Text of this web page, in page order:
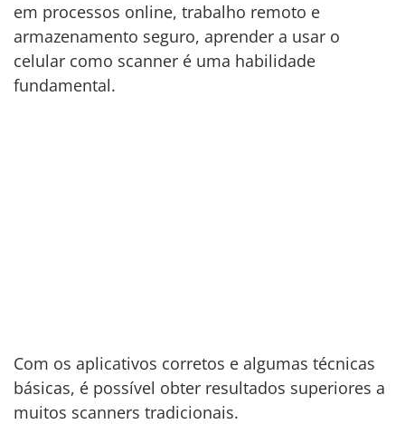
em processos online, trabalho remoto e
armazenamento seguro, aprender a usar o
celular como scanner é uma habilidade
fundamental.
Com os aplicativos corretos e algumas técnicas
básicas, é possível obter resultados superiores a
muitos scanners tradicionais.